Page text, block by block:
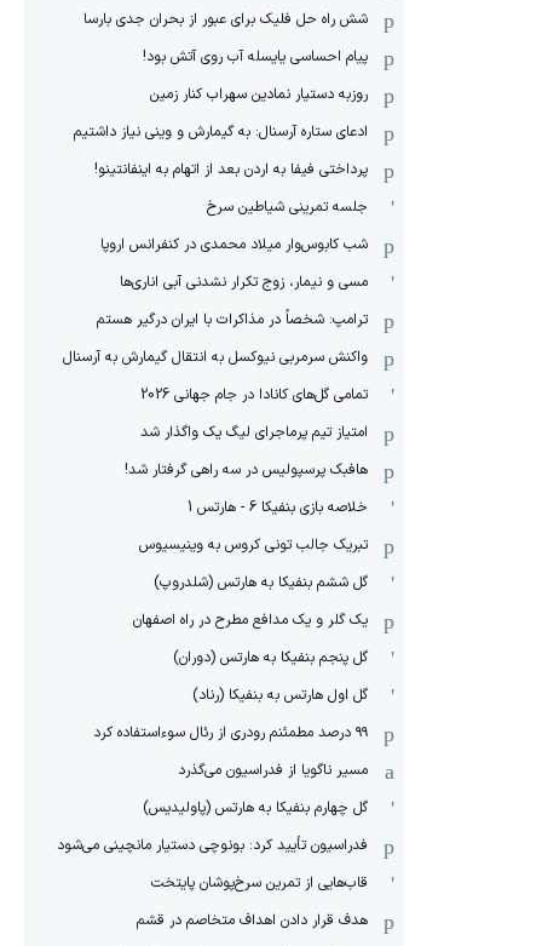
شش راه حل فلیک برای عبور از بحران جدی بارسا
پیام احساسی یایسله آب روی آتش بود!
روزبه دستیار نمادین سهراب کنار زمین
ادعای ستاره آرسنال: به گیمارش و وینی نیاز داشتیم
پرداختی فیفا به اردن بعد از اتهام به اینفانتینو!
جلسه تمرینی شیاطین سرخ
شب کابوس‌وار میلاد محمدی در کنفرانس اروپا
مسی و نیمار، زوج تکرار نشدنی آبی اناری‌ها
ترامپ: شخصاً در مذاکرات با ایران درگیر هستم
واکنش سرمربی نیوکسل به انتقال گیمارش به آرسنال
تمامی گل‌های کانادا در جام جهانی 2026
امتیاز تیم پرماجرای لیگ یک واگذار شد
هافبک پرسپولیس در سه راهی گرفتار شد!
خلاصه بازی بنفیکا 6 - هارتس 1
تبریک جالب تونی کروس به وینیسیوس
گل ششم بنفیکا به هارتس (شلدروپ)
یک گلر و یک مدافع مطرح در راه اصفهان
گل پنجم بنفیکا به هارتس (دوران)
گل اول هارتس به بنفیکا (رناد)
۹۹ درصد مطمئنم رودری از رئال سوءاستفاده کرد
مسیر ناگویا از فدراسیون می‌گذرد
گل چهارم بنفیکا به هارتس (پاولیدیس)
فدراسیون تأیید کرد: بونوچی دستیار مانچینی می‌شود
قاب‌هایی از تمرین سرخ‌پوشان پایتخت
هدف قرار دادن اهداف متخاصم در قشم